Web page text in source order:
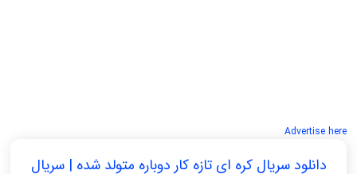
Advertise here
دانلود سریال کره ای تازه‌ کار دوباره‌ متولد شده | سریال